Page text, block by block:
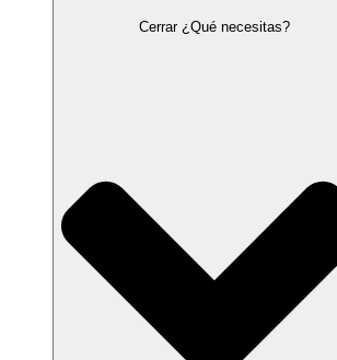
Cerrar ¿Qué necesitas?